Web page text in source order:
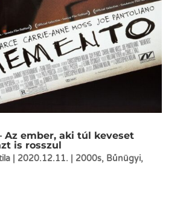
Az ember, aki túl keveset
is rosszul
| 2020.12.11. 2000s, Bűnügyi,